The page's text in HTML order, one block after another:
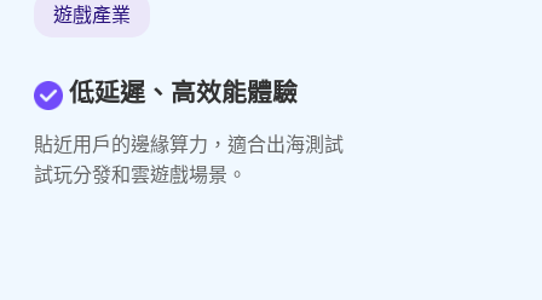
遊戲產業
低延遲、高效能體驗
貼近用戶的邊緣算力，適合出海測試
試玩分發和雲遊戲場景。